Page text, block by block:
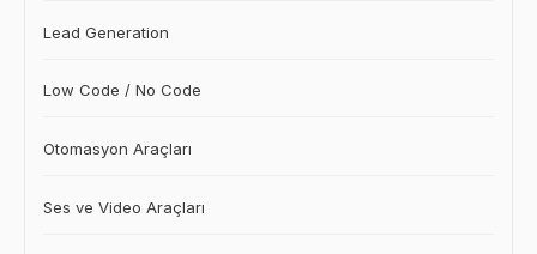
Lead Generation
Low Code / No Code
Otomasyon Araçları
Ses ve Video Araçları